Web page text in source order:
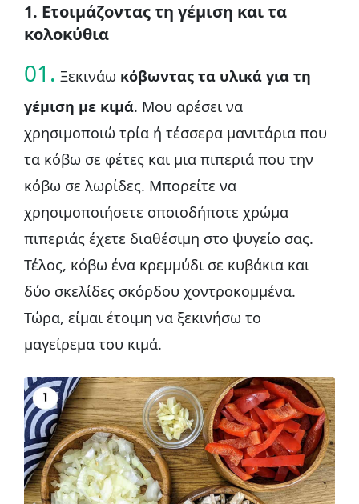
1. Ετοιμάζοντας τη γέμιση και τα
κολοκύθια
01. Ξεκινάω κόβωντας τα υλικά για τη
γέμιση με κιμά. Μου αρέσει να
χρησιμοποιώ τρία ή τέσσερα μανιτάρια που
τα κόβω σε φέτες και μια πιπεριά που την
κόβω σε λωρίδες. Μπορείτε να
χρησιμοποιήσετε οποιοδήποτε χρώμα
πιπεριάς έχετε διαθέσιμη στο ψυγείο σας.
Τέλος, κόβω ένα κρεμμύδι σε κυβάκια και
δύο σκελίδες σκόρδου χοντροκομμένα.
Τώρα, είμαι έτοιμη να ξεκινήσω το
μαγείρεμα του κιμά.